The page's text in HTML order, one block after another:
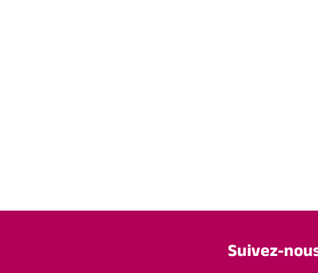
Suivez-